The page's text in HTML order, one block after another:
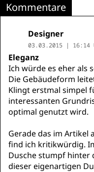
Kommentare
Designer
03.03.2015 | 16:14
Eleganz
Ich würde es eher als
Die Gebäudeform
Klingt erstmal simpel
interessanten
optimal genutzt wird.
Gerade das im Artikel
find ich kritikwürdig.
Dusche stumpf hinter
dieser eigenartigen